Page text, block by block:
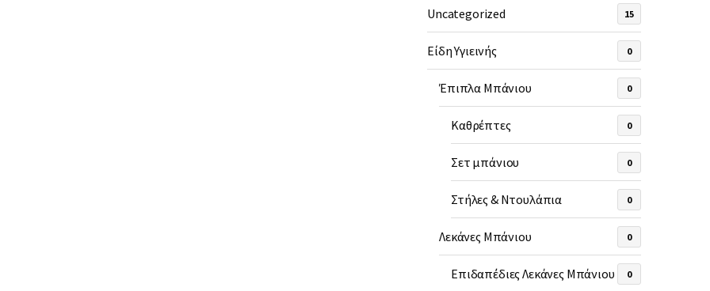
Uncategorized 15
Είδη Υγιεινής 0
Έπιπλα Μπάνιου 0
Καθρέπτες 0
Σετ μπάνιου 0
Στήλες & Ντουλάπια 0
Λεκάνες Μπάνιου 0
Επιδαπέδιες Λεκάνες Μπάνιου 0